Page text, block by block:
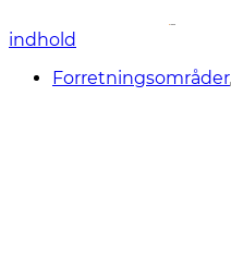
indhold
Forretningsområder